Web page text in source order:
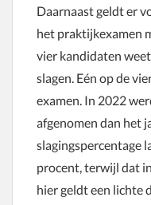
Daarnaast geldt er
het praktijkexamen
vier kandidaten
slagen. Eén op de
examen. In 2022
afgenomen dan het
slagingspercentage
procent, terwijl dat
hier geldt een lichte